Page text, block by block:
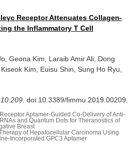
Receptor Attenuates Collagen-
the Inflammatory T Cell
Geona Kim, Laraib Amir Ali, Dong
Kim, Euisu Shin, Sung Ho Ryu,
doi:10.3389/fimmu.2019.00209.
Aptamer-Guided Co-Delivery of Anti-
and Quantum Dots for Theranostics of
Breast
of Hepatocellular Carcinoma Using
Incorporated GPC3 Aptamer